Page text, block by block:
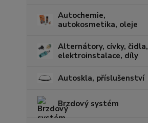
Autochemie,
autokosmetika, oleje
Alternátory, cívky, čidla,
elektroinstalace, díly
Autoskla, příslušenství
Brzdový systém